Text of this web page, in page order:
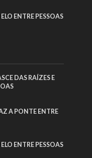
ENTRE PESSOAS
DAS RAÍZES E
A PONTE ENTRE
ENTRE PESSOAS